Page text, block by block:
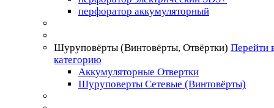
перфоратор аккумуляторный
Шуруповёрты (Винтовёрты, Отвёртки) Перейти
категорию
Аккумуляторные Отвертки
Шуруповерты Сетевые (Винтовёрты)